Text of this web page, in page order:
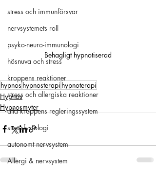
stress och immunförsvar
nervsystemets roll
psyko-neuro-immunologi
hösnuva och stress
kroppens reaktioner
stress och allergiska reaktioner
alla kroppens regleringssystem
stressfysiologi
autonomt nervsystem
Allergi & nervsystem
Behagligt hypnotiserad
hypnos hypnosterapi hypnoterapi
Hypnos
Hypnosmyter